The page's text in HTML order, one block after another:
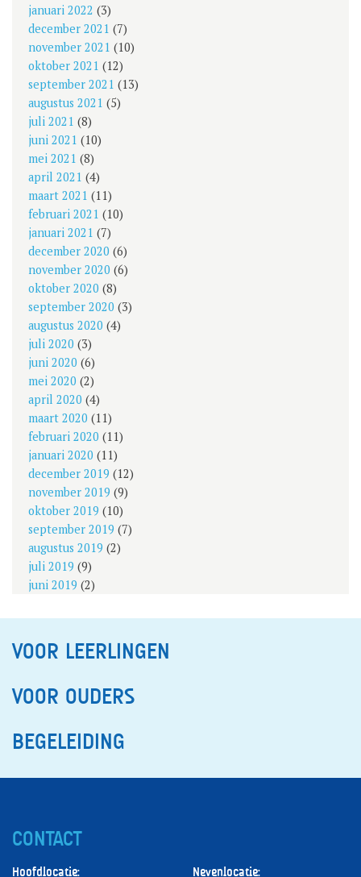
januari 2022 (3)
december 2021 (7)
november 2021 (10)
oktober 2021 (12)
september 2021 (13)
augustus 2021 (5)
juli 2021 (8)
juni 2021 (10)
mei 2021 (8)
april 2021 (4)
maart 2021 (11)
februari 2021 (10)
januari 2021 (7)
december 2020 (6)
november 2020 (6)
oktober 2020 (8)
september 2020 (3)
augustus 2020 (4)
juli 2020 (3)
juni 2020 (6)
mei 2020 (2)
april 2020 (4)
maart 2020 (11)
februari 2020 (11)
januari 2020 (11)
december 2019 (12)
november 2019 (9)
oktober 2019 (10)
september 2019 (7)
augustus 2019 (2)
juli 2019 (9)
juni 2019 (2)
VOOR LEERLINGEN
VOOR OUDERS
BEGELEIDING
CONTACT
Hoofdlocatie: Nevenlocatie: